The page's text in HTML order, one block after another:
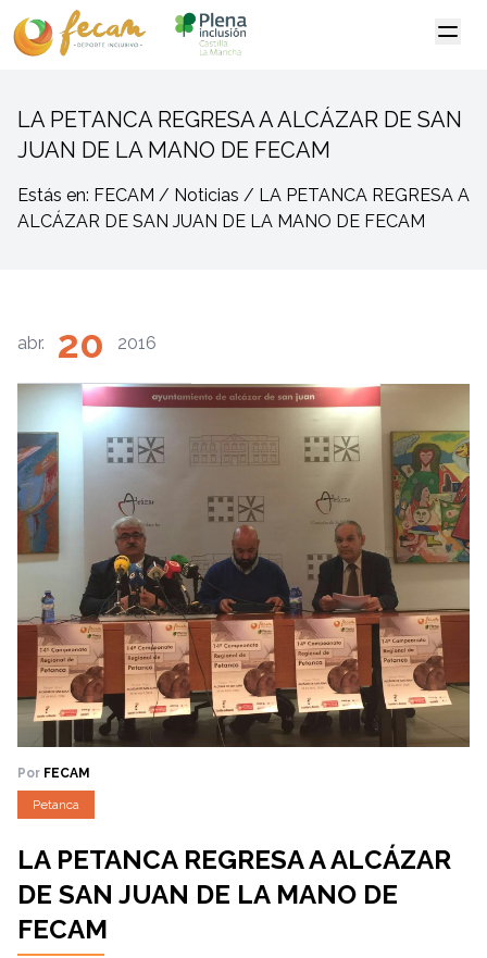
LA PETANCA REGRESA A ALCÁZAR DE SAN
JUAN DE LA MANO DE FECAM
Estás en: FECAM / Noticias / LA PETANCA REGRESA A
ALCÁZAR DE SAN JUAN DE LA MANO DE FECAM
abr. 20 2016
Por FECAM
Petanca
LA PETANCA REGRESA A ALCÁZAR
DE SAN JUAN DE LA MANO DE
FECAM